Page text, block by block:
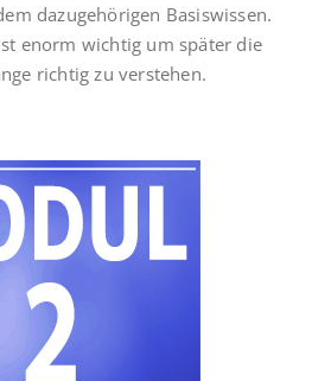
dazugehörigen Basiswissen.
enorm wichtig um später die
richtig zu verstehen.